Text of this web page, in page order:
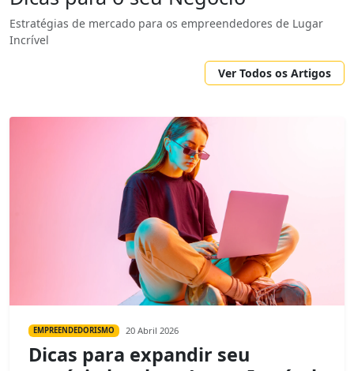
Estratégias de mercado para os empreendedores de Lugar
Incrível
Ver Todos os Artigos
EMPREENDEDORISMO 20 Abril 2026
Dicas para expandir seu